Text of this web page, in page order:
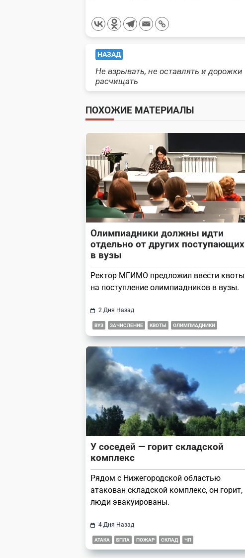
<span
class="nav-
screen-
reader-
text">Page</span>
НАЗАД
Не взрывать, не оставлять и дорожки
расчищать
ПОХОЖИЕ МАТЕРИАЛЫ
Олимпиадники должны идти
отдельно от других поступающих
в вузы
Ректор МГИМО предложил ввести квоты
на поступление олимпиадников в вузы.
2 Дня Назад
ВУЗ ЗАЧИСЛЕНИЕ КВОТЫ ОЛИМПИАДНИКИ
У соседей — горит складской
комплекс
Рядом с Нижегородской областью
атакован складской комплекс, он горит,
люди эвакуированы.
4 Дня Назад
АТАКА БПЛА ПОЖАР СКЛАД ЧП